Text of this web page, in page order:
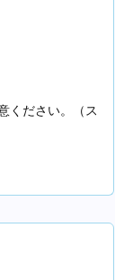
ください。（ス